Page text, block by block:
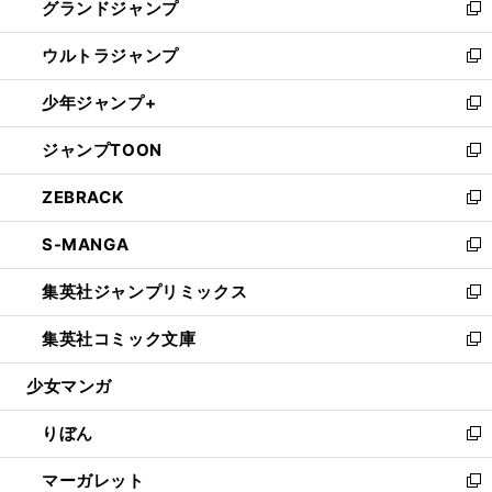
で
開
く
ド
ウ
で
開
く
ィ
ン
ド
ウ
で
開
く
い
ウ
ィ
ン
ド
ウ
で
開
く
グランドジャンプ
新
し
い
ウ
ィ
ン
ド
ウ
で
開
く
ウルトラジャンプ
新
し
い
ウ
ィ
ン
ド
ウ
で
開
く
少年ジャンプ+
新
し
い
ウ
ィ
ン
ド
ウ
で
開
く
ジャンプTOON
新
し
い
ウ
ィ
ン
ド
ウ
で
開
ZEBRACK
新
し
い
ウ
ィ
ン
ド
ウ
開
く
S-MANGA
新
し
い
ウ
ィ
ン
ウ
で
開
く
集英社ジャンプリミックス
新
し
い
ウ
ン
ド
ウ
で
集英社コミック文庫
新
し
ウ
ィ
ン
ド
少女マンガ
りぼん
新
し
い
マーガレット 新